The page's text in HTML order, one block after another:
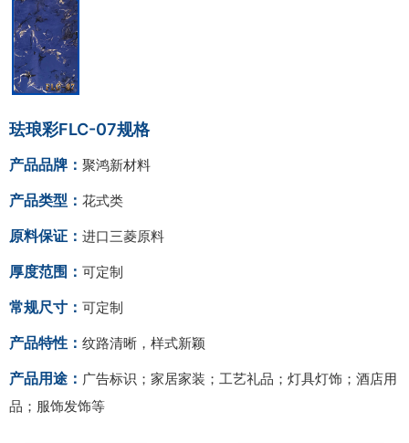
珐琅彩FLC-07规格
产品品牌： 聚鸿新材料
产品类型： 花式类
原料保证： 进口三菱原料
厚度范围： 可定制
常规尺寸： 可定制
产品特性： 纹路清晰，样式新颖
产品用途： 广告标识；家居家装；工艺礼品；灯具灯饰；酒店用
品；服饰发饰等